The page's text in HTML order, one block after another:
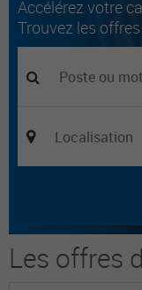
Accélérez votre
Trouvez les
Les offres